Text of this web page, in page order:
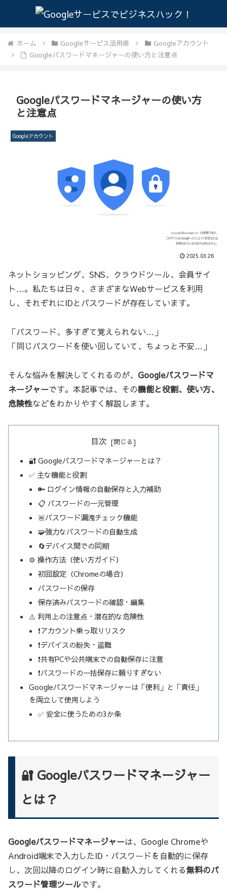
ホーム Googleサービス活用術
Googleアカウント
Googleパスワードマネージャーの使い方と注意点
Googleパスワードマネージャーの使い方
と注意点
Googleアカウント
2025.03.26
ネットショッピング、SNS、クラウドツール、会員サイ
ト…。私たちは日々、さまざまなWebサービスを利用
し、それぞれにIDとパスワードが存在しています。
「パスワード、多すぎて覚えられない…」
「同じパスワードを使い回していて、ちょっと不安…」
そんな悩みを解決してくれるのが、 Googleパスワードマ
ネージャーです。本記事では、その機能と役割、使い方、
危険性などをわかりやすく解説します。
目次
🔐 Googleパスワードマネージャーとは？
✅ 主な機能と役割
🔑 ログイン情報の自動保存と入力補助
📋 パスワードの一元管理
🚨パスワード漏洩チェック機能
🧩強力なパスワードの自動生成
🔄デバイス間での同期
⚙️ 操作方法（使い方ガイド）
初回設定（Chromeの場合）
パスワードの保存
保存済みパスワードの確認・編集
⚠️ 利用上の注意点・潜在的な危険性
❗アカウント乗っ取りリスク
❗デバイスの紛失・盗難
❗共有PCや公共端末での自動保存に注意
❗パスワードの一括保存に頼りすぎない
Googleパスワードマネージャーは「便利」と「責任」
を両立して使用しよう
✅ 安全に使うための3か条
🔐 Googleパスワードマネージャー
とは？
Googleパスワードマネージャーは、Google Chromeや
Android端末で入力したID・パスワードを自動的に保存
し、次回以降のログイン時に自動入力してくれる無料のパ
スワード管理ツールです。